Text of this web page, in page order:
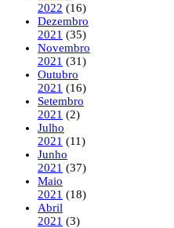
2022 (16)
Dezembro
2021 (35)
Novembro
2021 (31)
Outubro
2021 (16)
Setembro
2021 (2)
Julho
2021 (11)
Junho
2021 (37)
Maio
2021 (18)
Abril
2021 (3)